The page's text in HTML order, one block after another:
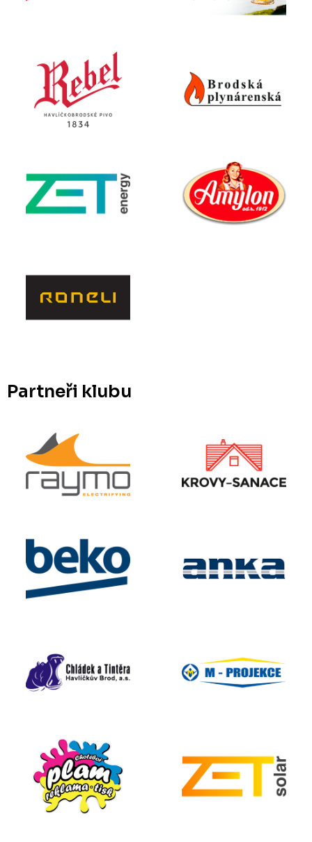
Partneři klubu